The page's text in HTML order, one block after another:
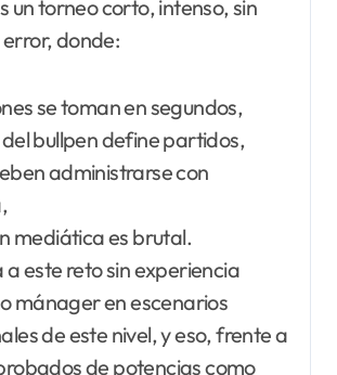
un torneo corto, intenso, sin
donde:
se toman en segundos,
del bullpen define partidos,
administrarse con
mediática es brutal.
a este reto sin experiencia
mánager en escenarios
de este nivel, y eso, frente a
de potencias como